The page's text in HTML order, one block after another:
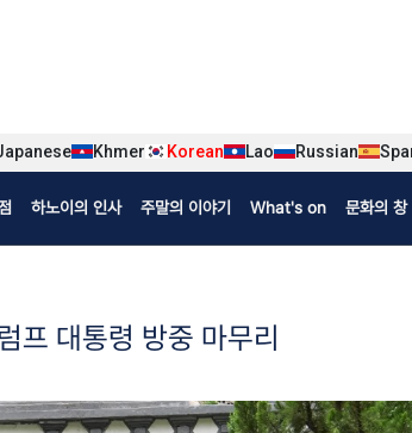
Khmer Korean Lao Russian
하노이의 인사 주말의 이야기 What's on 문화의 창
프 대통령 방중 마무리